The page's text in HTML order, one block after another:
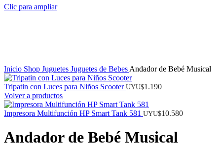
Clic para ampliar
Inicio Shop Juguetes Juguetes de Bebes Andador de Bebé Musical
Tripatin con Luces para Niños Scooter UYU$1.190
Volver a productos
Impresora Multifunción HP Smart Tank 581 UYU$10.580
Andador de Bebé Musical